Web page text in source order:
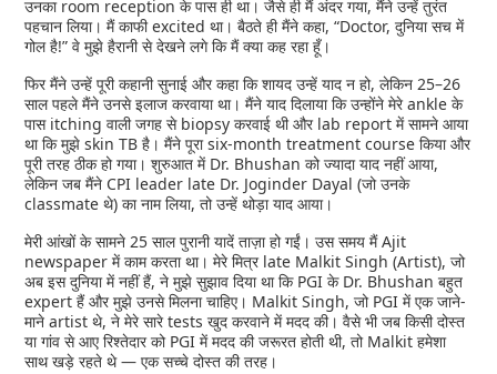
उनका room reception के पास ही था। जैसे ही मैं अंदर गया, मैंने उन्हें तुरंत
पहचान लिया। मैं काफी excited था। बैठते ही मैंने कहा, “Doctor, दुनिया सच में
गोल है!” वे मुझे हैरानी से देखने लगे कि मैं क्या कह रहा हूँ।
फिर मैंने उन्हें पूरी कहानी सुनाई और कहा कि शायद उन्हें याद न हो, लेकिन 25–26
साल पहले मैंने उनसे इलाज करवाया था। मैंने याद दिलाया कि उन्होंने मेरे ankle के
पास itching वाली जगह से biopsy करवाई थी और lab report में सामने आया
था कि मुझे skin TB है। मैंने पूरा six-month treatment course किया और
पूरी तरह ठीक हो गया। शुरुआत में Dr. Bhushan को ज्यादा याद नहीं आया,
लेकिन जब मैंने CPI leader late Dr. Joginder Dayal (जो उनके
classmate थे) का नाम लिया, तो उन्हें थोड़ा याद आया।
मेरी आंखों के सामने 25 साल पुरानी यादें ताज़ा हो गईं। उस समय मैं Ajit
newspaper में काम करता था। मेरे मित्र late Malkit Singh (Artist), जो
अब इस दुनिया में नहीं हैं, ने मुझे सुझाव दिया था कि PGI के Dr. Bhushan बहुत
expert हैं और मुझे उनसे मिलना चाहिए। Malkit Singh, जो PGI में एक जाने-
माने artist थे, ने मेरे सारे tests खुद करवाने में मदद की। वैसे भी जब किसी दोस्त
या गांव से आए रिश्तेदार को PGI में मदद की जरूरत होती थी, तो Malkit हमेशा
साथ खड़े रहते थे — एक सच्चे दोस्त की तरह।